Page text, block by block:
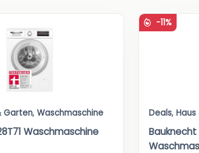
Garten, Waschmaschine
Waschmaschine
-11%
Deals,